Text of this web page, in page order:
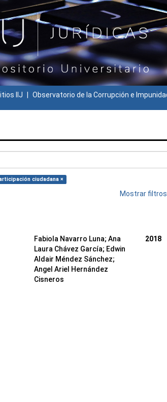
IIJ Observatorio de la Corrupción e
ciudadana ×
Mostrar
Fabiola Navarro Luna; Ana
Laura Chávez García; Edwin
Aldair Méndez Sánchez;
Angel Ariel Hernández
Cisneros
2018